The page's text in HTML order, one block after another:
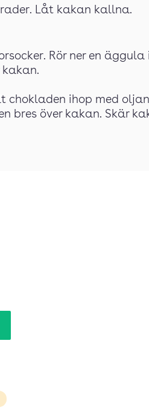
Låt kakan kallna.
Rör ner en
kakan.
chokladen ihop med
bres över kakan. Skär